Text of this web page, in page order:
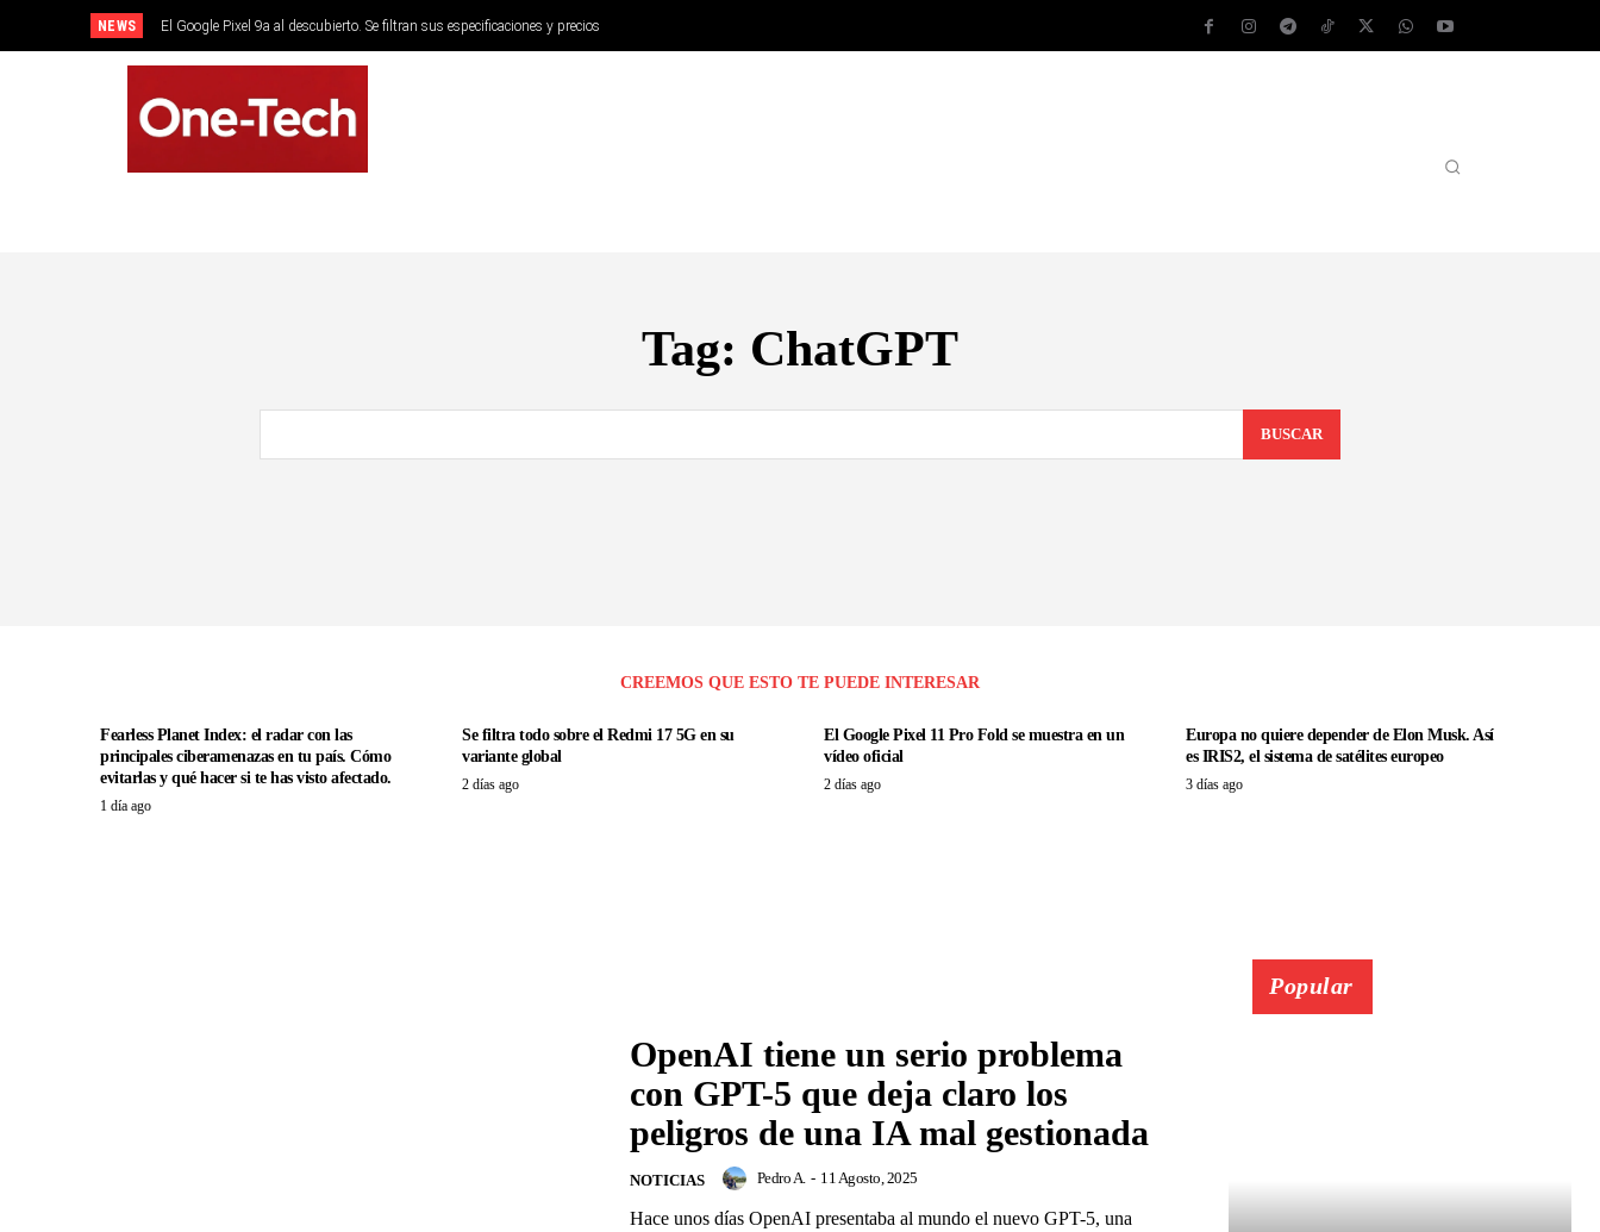
NEWS El Google Pixel 9a al descubierto. Se filtran sus especificaciones y precios
Tag: ChatGPT
BUSCAR
CREEMOS QUE ESTO TE PUEDE INTERESAR
Fearless Planet Index: el radar con las
principales ciberamenazas en tu país. Cómo
evitarlas y qué hacer si te has visto afectado.
1 día ago
Se filtra todo sobre el Redmi 17 5G en su
variante global
2 días ago
El Google Pixel 11 Pro Fold se muestra en un
vídeo oficial
2 días ago
Europa no quiere depender de Elon Musk. Así
es IRIS2, el sistema de satélites europeo
3 días ago
OpenAI tiene un serio problema
con GPT-5 que deja claro los
peligros de una IA mal gestionada
NOTICIAS Pedro A. - 11 Agosto, 2025
Hace unos días OpenAI presentaba al mundo el nuevo GPT-5, una
Popular